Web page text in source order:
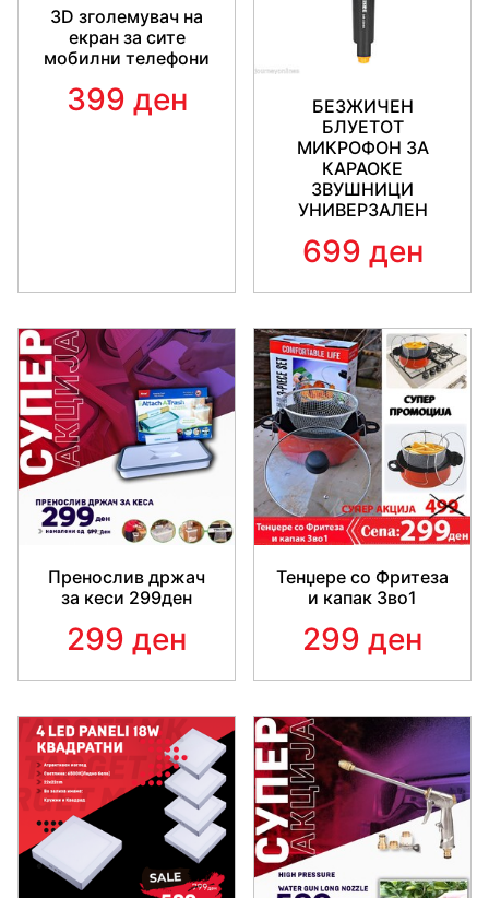
3D зголемувач на
екран за сите
мобилни телефони
399 ден
БЕЗЖИЧЕН
БЛУЕТОТ
МИКРОФОН ЗА
КАРАОКЕ
ЗВУШНИЦИ
УНИВЕРЗАЛЕН
699 ден
Пренослив држач
за кеси 299ден
299 ден
Тенџере со Фритеза
и капак 3во1
299 ден